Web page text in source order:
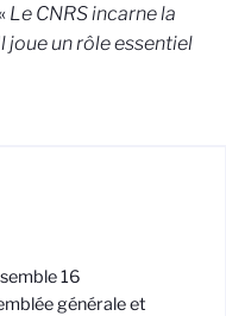
Le CNRS incarne la
joue un rôle essentiel
16
générale et